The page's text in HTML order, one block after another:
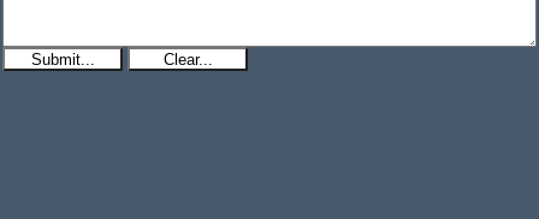
Submit... Clear...